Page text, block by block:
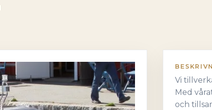
Vi
Med
och